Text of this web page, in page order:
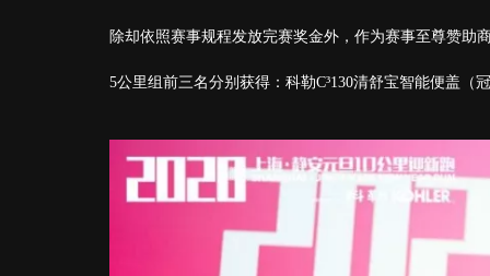
除却依照赛事规程发放完赛奖金外，作为赛事至尊赞助
5公里组前三名分别获得：科勒C³130清舒宝智能便盖